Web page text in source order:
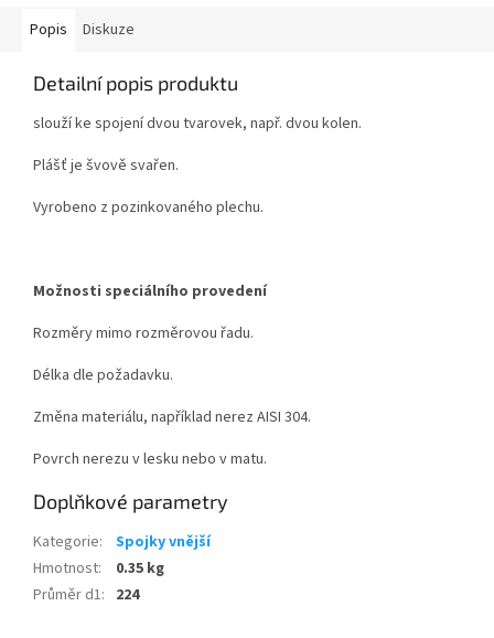
Popis Diskuze
Detailní popis produktu
slouží ke spojení dvou tvarovek, např. dvou kolen.
Plášť je švově svařen.
Vyrobeno z pozinkovaného plechu.
Možnosti speciálního provedení
Rozměry mimo rozměrovou řadu.
Délka dle požadavku.
Změna materiálu, například nerez AISI 304.
Povrch nerezu v lesku nebo v matu.
Doplňkové parametry
Kategorie:
Spojky vnější
Hmotnost:
0.35 kg
Průměr d1: 224